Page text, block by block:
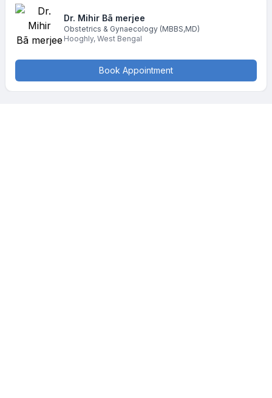
Dr. Mihir Bã merjee
Obstetrics & Gynaecology (MBBS,MD)
Hooghly, West Bengal
Book Appointment